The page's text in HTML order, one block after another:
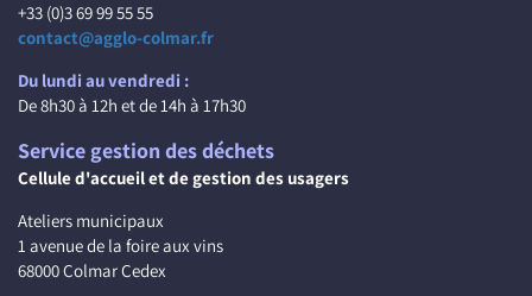
+33 (0)3 69 99 55 55
contact@agglo-colmar.fr
Du lundi au vendredi :
De 8h30 à 12h et de 14h à 17h30
Service gestion des déchets
Cellule d'accueil et de gestion des usagers
Ateliers municipaux
1 avenue de la foire aux vins
68000 Colmar Cedex